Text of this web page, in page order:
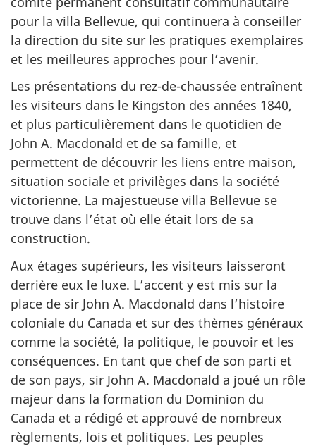
pour la villa Bellevue, qui continuera à conseiller
la direction du site sur les pratiques exemplaires
et les meilleures approches pour l’avenir.
Les présentations du rez-de-chaussée entraînent
les visiteurs dans le Kingston des années 1840,
et plus particulièrement dans le quotidien de
John A. Macdonald et de sa famille, et
permettent de découvrir les liens entre maison,
situation sociale et privilèges dans la société
victorienne. La majestueuse villa Bellevue se
trouve dans l’état où elle était lors de sa
construction.
Aux étages supérieurs, les visiteurs laisseront
derrière eux le luxe. L’accent y est mis sur la
place de sir John A. Macdonald dans l’histoire
coloniale du Canada et sur des thèmes généraux
comme la société, la politique, le pouvoir et les
conséquences. En tant que chef de son parti et
de son pays, sir John A. Macdonald a joué un rôle
majeur dans la formation du Dominion du
Canada et a rédigé et approuvé de nombreux
règlements, lois et politiques. Les peuples